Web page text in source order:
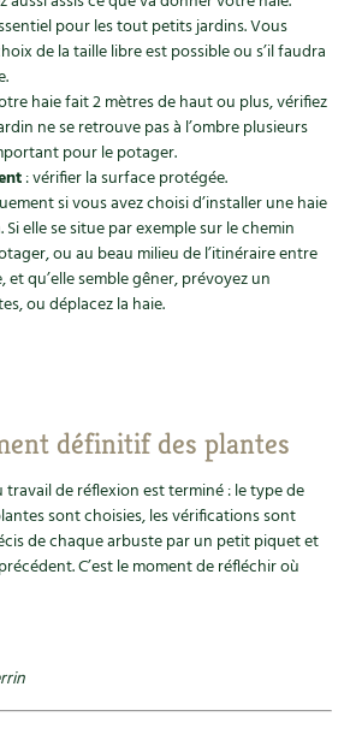
des plantes
pour les tout petits jardins. Vous
de la taille libre est possible ou s’il faudra
haie fait 2 mètres de haut ou plus, vérifiez
ne se retrouve pas à l’ombre plusieurs
pour le potager.
: vérifier la surface protégée.
si vous avez choisi d’installer une haie
elle se situe par exemple sur le chemin
ou au beau milieu de l’itinéraire entre
et qu’elle semble gêner, prévoyez un
ou déplacez la haie.
définitif des plantes
travail de réflexion est terminé : le type de
sont choisies, les vérifications sont
de chaque arbuste par un petit piquet et
C’est le moment de réfléchir où